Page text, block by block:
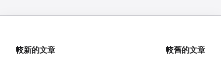
較新的文章 較舊的文章